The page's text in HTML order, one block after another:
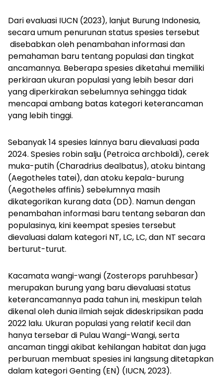
Dari evaluasi IUCN (2023), lanjut Burung Indonesia,
secara umum penurunan status spesies tersebut
disebabkan oleh penambahan informasi dan
pemahaman baru tentang populasi dan tingkat
ancamannya. Beberapa spesies diketahui memiliki
perkiraan ukuran populasi yang lebih besar dari
yang diperkirakan sebelumnya sehingga tidak
mencapai ambang batas kategori keterancaman
yang lebih tinggi.
Sebanyak 14 spesies lainnya baru dievaluasi pada
2024. Spesies robin salju (Petroica archboldi), cerek
muka-putih (Charadrius dealbatus), atoku bintang
(Aegotheles tatei), dan atoku kepala-burung
(Aegotheles affinis) sebelumnya masih
dikategorikan kurang data (DD). Namun dengan
penambahan informasi baru tentang sebaran dan
populasinya, kini keempat spesies tersebut
dievaluasi dalam kategori NT, LC, LC, dan NT secara
berturut-turut.
Kacamata wangi-wangi (Zosterops paruhbesar)
merupakan burung yang baru dievaluasi status
keterancamannya pada tahun ini, meskipun telah
dikenal oleh dunia ilmiah sejak dideskripsikan pada
2022 lalu. Ukuran populasi yang relatif kecil dan
hanya tersebar di Pulau Wangi-Wangi, serta
ancaman tinggi akibat kehilangan habitat dan juga
perburuan membuat spesies ini langsung ditetapkan
dalam kategori Genting (EN) (IUCN, 2023).